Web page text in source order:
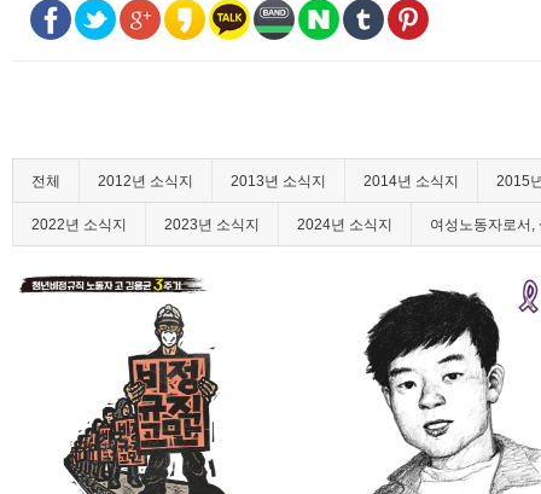
전체 2012년 소식지 2013년 소식지 2014년 소식지 2015
2022년 소식지 2023년 소식지 2024년 소식지 여성노동자로서,